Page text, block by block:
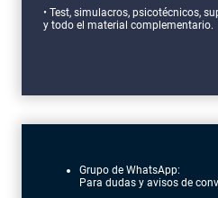
• Test, simulacros, psicotécnicos,
y todo el material complementario.
Grupo de WhatsApp:
Para dudas y avisos de